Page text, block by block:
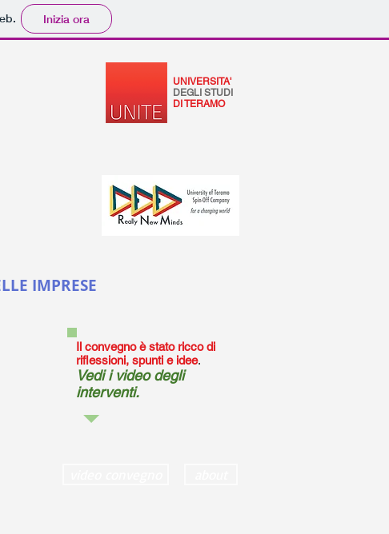
Inizia ora
UNIVERSITA'
DEGLI STUDI
DI TERAMO
IMPRESE
Il convegno è stato ricco di
riflessioni, spunti e idee.
Vedi i video degli
interventi.